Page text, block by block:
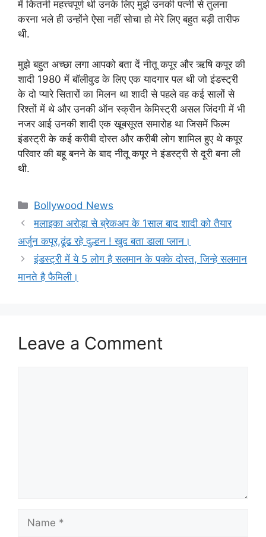
में कितनी महत्त्वपूर्ण थी उनके लिए मुझे उनकी पत्नी से तुलना
करना भले ही उन्होंने ऐसा नहीं सोचा हो मेरे लिए बहुत बड़ी तारीफ
थी.
मुझे बहुत अच्छा लगा आपको बता दें नीतू कपूर और ऋषि कपूर की
शादी 1980 में बॉलीवुड के लिए एक यादगार पल थी जो इंडस्ट्री
के दो प्यारे सितारों का मिलन था शादी से पहले वह कई सालों से
रिश्तों में थे और उनकी ऑन स्क्रीन केमिस्ट्री असल जिंदगी में भी
नजर आई उनकी शादी एक खूबसूरत समारोह था जिसमें फिल्म
इंडस्ट्री के कई करीबी दोस्त और करीबी लोग शामिल हुए थे कपूर
परिवार की बहू बनने के बाद नीतू कपूर ने इंडस्ट्री से दूरी बना ली
थी.
Categories
Bollywood News
मलाइका अरोड़ा से ब्रेकअप के 1साल बाद शादी को तैयार
अर्जुन कपूर,ढूंढ रहे दुल्हन ! खुद बता डाला प्लान।
इंडस्ट्री में ये 5 लोग है सलमान के पक्के दोस्त, जिन्हे सलमान
मानते है फैमिली।
Leave a Comment